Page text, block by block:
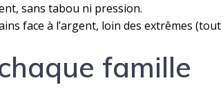
sans tabou ni pression.
face à l’argent, loin des extrêmes (tout
famille